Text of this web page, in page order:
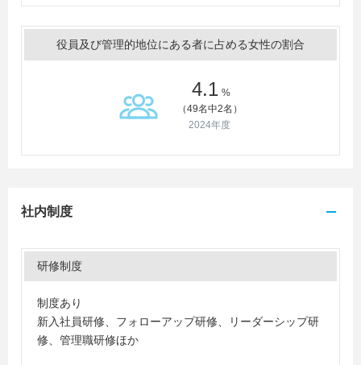
役員及び管理的地位にある者に占める女性の割合
4.1 %
（49名中2名）
2024年度
社内制度
研修制度
制度あり
新入社員研修、フォローアップ研修、リーダーシップ研
修、管理職研修ほか